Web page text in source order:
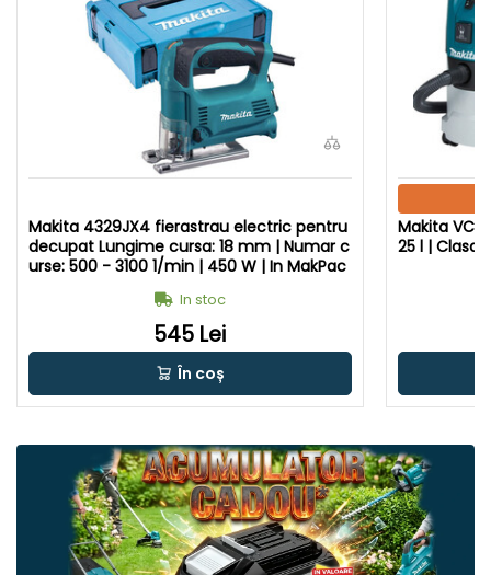
Makita 4329JX4 fierastrau electric pentru
decupat Lungime cursa: 18 mm | Numar c
urse: 500 - 3100 1/min | 450 W | In MakPac
In stoc
545 Lei
În coș
Makita
25 l | Clasa